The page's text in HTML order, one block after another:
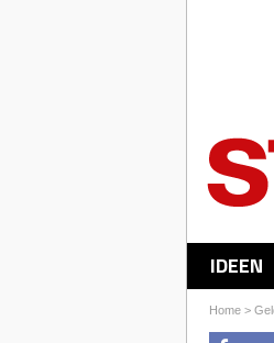
IDEEN
Home>